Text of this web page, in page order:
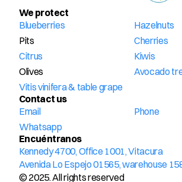
We protect
Blueberries
Hazelnuts
Pits
Cherries
Citrus
Kiwis
Olives
Avocado
Vitis vinifera & table grape
Contact us
Email
Phone
Whatsapp
Encuéntranos
Kennedy 4700, Office 1001, Vitacura
Avenida Lo Espejo 01565, warehouse
© 2025. All rights reserved